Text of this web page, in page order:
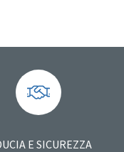
E SICUREZZA